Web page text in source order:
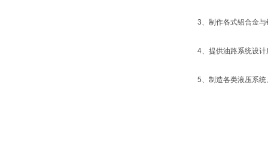
3、制作各式铝合金与
4、提供油路系统设
5、制造各类液压系